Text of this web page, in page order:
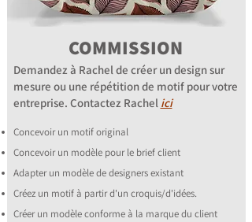
COMMISSION
Demandez à Rachel de créer un design sur
mesure ou une répétition de motif pour votre
entreprise. Contactez Rachel ici
Concevoir un motif original
Concevoir un modèle pour le brief client
Adapter un modèle de designers existant
Créez un motif à partir d'un croquis/d'idées.
Créer un modèle conforme à la marque du client